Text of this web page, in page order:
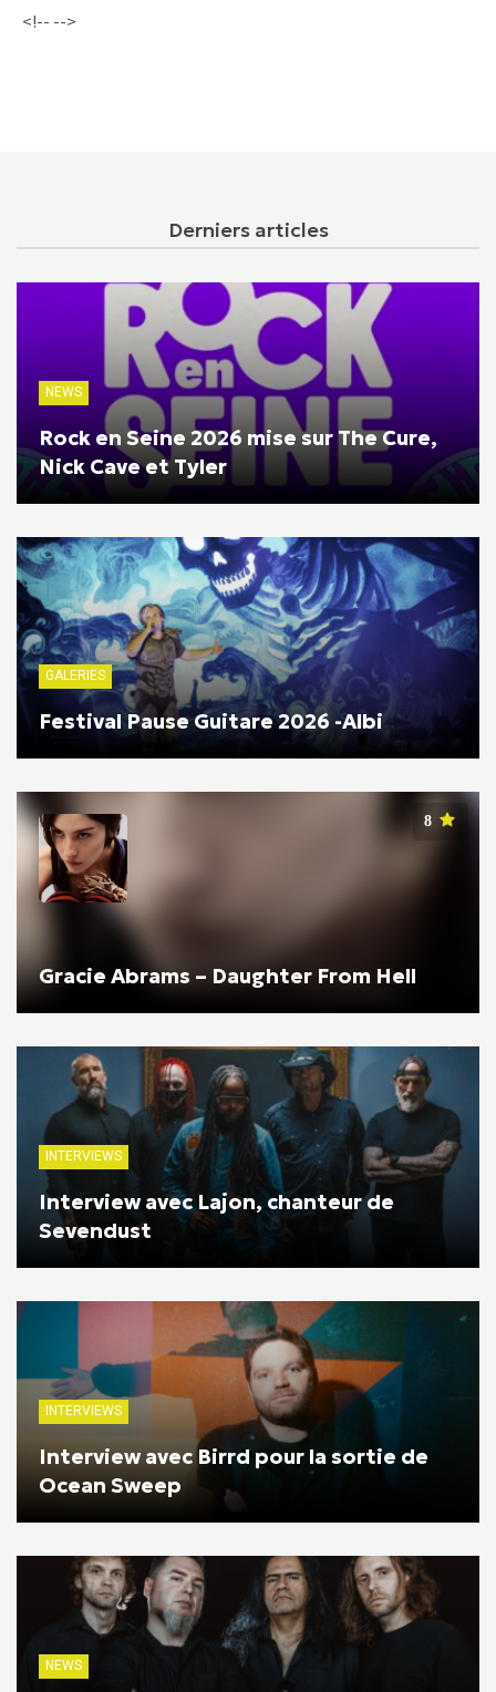
<!-- -->
Derniers articles
NEWS
Rock en Seine 2026 mise sur The Cure,
Nick Cave et Tyler
GALERIES
Festival Pause Guitare 2026 -Albi
8
Gracie Abrams – Daughter From Hell
INTERVIEWS
Interview avec Lajon, chanteur de
Sevendust
INTERVIEWS
Interview avec Birrd pour la sortie de
Ocean Sweep
NEWS